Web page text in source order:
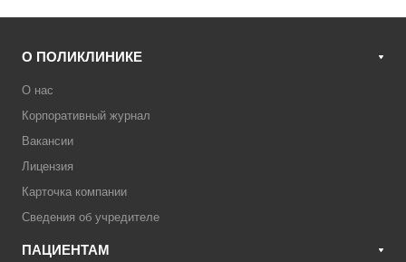
О ПОЛИКЛИНИКЕ
О нас
Корпоративный журнал
Вакансии
Лицензия
Карточка компании
Сведения об учредителе
ПАЦИЕНТАМ